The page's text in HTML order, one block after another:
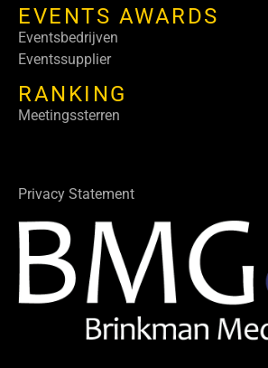
EVENTS AWARDS
Eventsbedrijven
Eventssupplier
RANKING
Meetingssterren
Privacy Statement